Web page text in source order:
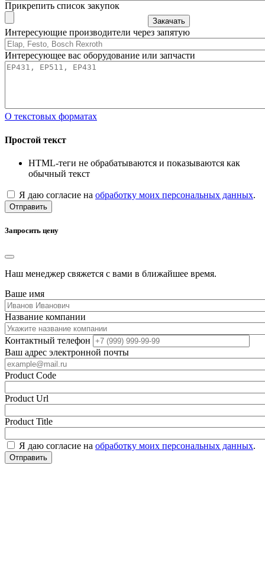
Прикрепить список закупок
Закачать
Интересующие производители через запятую
Интересующее вас оборудование или запчасти
О текстовых форматах
Простой текст
HTML-теги не обрабатываются и показываются как
обычный текст
Я даю согласие на обработку моих персональных данных.
Отправить
Запросить цену
Наш менеджер свяжется с вами в ближайшее время.
Ваше имя
Название компании
Контактный телефон
Ваш адрес электронной почты
Product Code
Product Url
Product Title
Я даю согласие на обработку моих персональных данных.
Отправить